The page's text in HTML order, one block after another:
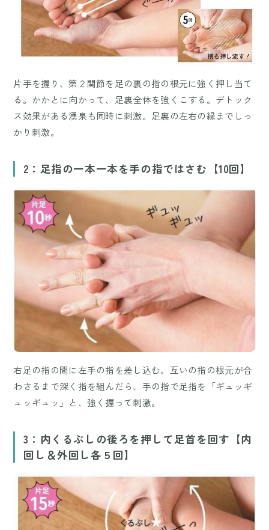
片手を握り、第２関節を足の裏の指の根元に強く押し当て
る。かかとに向かって、足裏全体を強くこする。デトック
ス効果がある湧泉も同時に刺激。足裏の左右の縁までしっ
かり刺激。
2：足指の一本一本を手の指ではさむ【10回】
右足の指の間に左手の指を差し込む。互いの指の根元が合
わさるまで深く指を組んだら、手の指で足指を「ギュッギ
ュッギュッ」と、強く握って刺激。
3：内くるぶしの後ろを押して足首を回す【内
回し＆外回し各５回】